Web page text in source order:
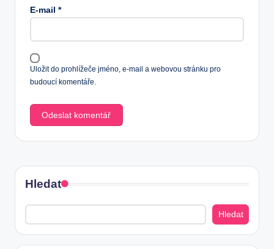
E-mail *
Uložit do prohlížeče jméno, e-mail a webovou stránku pro
budoucí komentáře.
Hledat
Hledat